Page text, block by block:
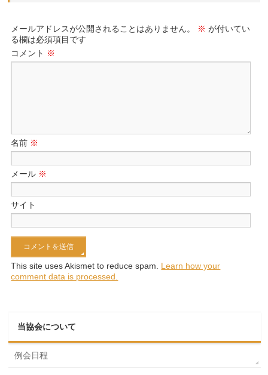
メールアドレスが公開されることはありません。 ※ が付いてい
る欄は必須項目です
コメント ※
名前 ※
メール ※
サイト
This site uses Akismet to reduce spam. Learn how your
comment data is processed.
当協会について
例会日程